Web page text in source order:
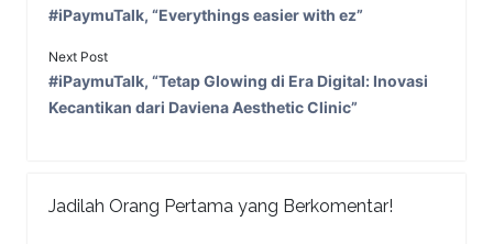
#iPaymuTalk, “Everythings easier with ez”
Next Post
#iPaymuTalk, “Tetap Glowing di Era Digital: Inovasi
Kecantikan dari Daviena Aesthetic Clinic”
Jadilah Orang Pertama yang Berkomentar!